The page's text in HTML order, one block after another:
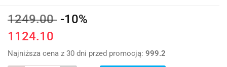
1249.00 -10%
1124.10
Najniższa cena z 30 dni przed promocją: 999.2